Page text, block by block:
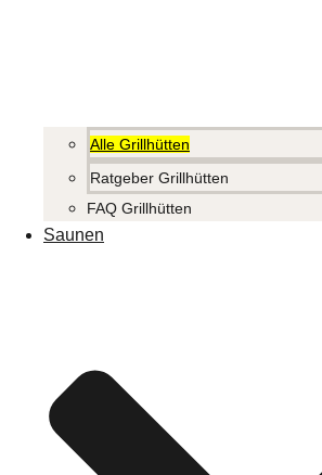
Alle Grillhütten
Ratgeber Grillhütten
FAQ Grillhütten
Saunen